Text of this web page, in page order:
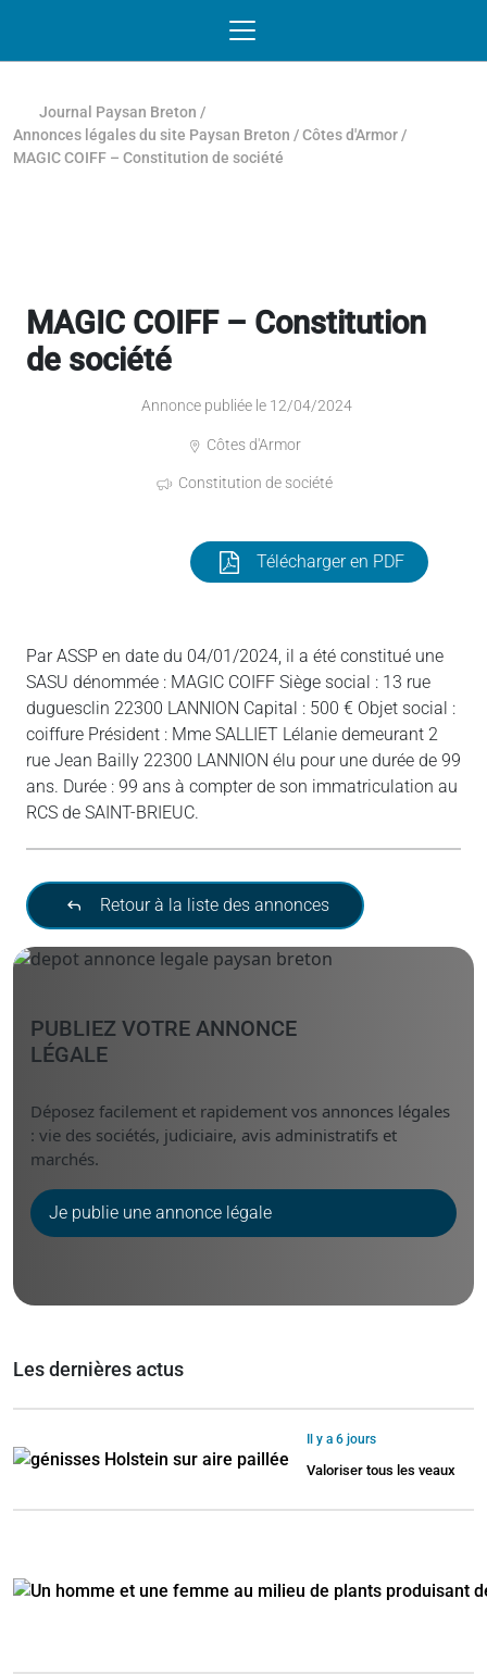
Journal Paysan Breton /
Annonces légales du site Paysan Breton /Côtes d'Armor /
MAGIC COIFF – Constitution de société
MAGIC COIFF – Constitution
de société
Annonce publiée le 12/04/2024
Côtes d'Armor
Constitution de société
Télécharger en PDF
Par ASSP en date du 04/01/2024, il a été constitué une
SASU dénommée : MAGIC COIFF Siège social : 13 rue
duguesclin 22300 LANNION Capital : 500 € Objet social :
coiffure Président : Mme SALLIET Lélanie demeurant 2
rue Jean Bailly 22300 LANNION élu pour une durée de 99
ans. Durée : 99 ans à compter de son immatriculation au
RCS de SAINT-BRIEUC.
Retour à la liste des annonces
PUBLIEZ VOTRE ANNONCE
LÉGALE
Déposez facilement et rapidement vos annonces légales
: vie des sociétés, judiciaire, avis administratifs et
marchés.
Je publie une annonce légale
Les dernières actus
Il y a 6 jours
Valoriser tous les veaux